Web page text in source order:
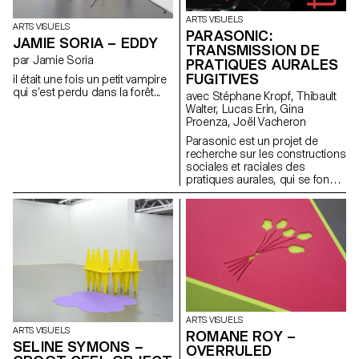
ARTS VISUELS
JAMIE SORIA – EDDY
par Jamie Soria
il était une fois un petit vampire
qui s’est perdu dans la forêt...
ARTS VISUELS
PARASONIC:
TRANSMISSION DE
PRATIQUES AURALES
FUGITIVES
avec Stéphane Kropf, Thibault
Walter, Lucas Erin, Gina
Proenza, Joël Vacheron
Parasonic est un projet de
recherche sur les constructions
sociales et raciales des
pratiques aurales, qui se fonde
sur la critique d’un régime de
pensée et d’écoute du son sur-
représenté dans les arts, et qui
vise la création d’espaces pour
la transmission de pratiques
aurales fugitives.
ARTS VISUELS
SELINE SYMONS –
ARTS VISUELS
ROMANE ROY –
OVERRULED